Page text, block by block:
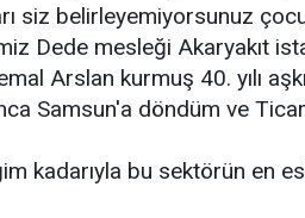
siz belirleyemiyorsunuz
Dede mesleği Akaryakıt
Arslan kurmuş 40. yılı
Samsun'a döndüm ve
kadarıyla bu sektörün en